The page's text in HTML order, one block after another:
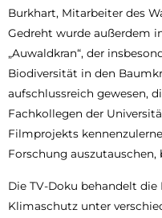
Burkhart, Mitarbeiter des
Gedreht wurde außerdem
„Auwaldkran“, der
Biodiversität in den
aufschlussreich gewesen,
Fachkollegen der
Filmprojekts
Forschung
Die TV-Doku behandelt
Klimaschutz unter